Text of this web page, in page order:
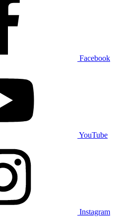
Facebook
YouTube
Instagram